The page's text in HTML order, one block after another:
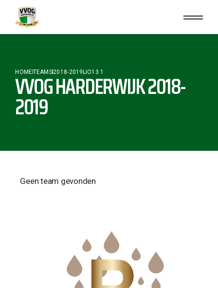
HOMETEAMS2018-2019 JO13 1
VVOG HARDERWIJK 2018-
2019
Geen team gevonden